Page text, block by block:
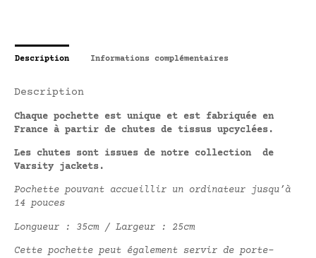
Description Informations complémentaires
Description
Chaque pochette est unique et est fabriquée en
France à partir de chutes de tissus upcyclées.
Les chutes sont issues de notre collection de
Varsity jackets.
Pochette pouvant accueillir un ordinateur jusqu’à
14 pouces
Longueur : 35cm / Largeur : 25cm
Cette pochette peut également servir de porte-